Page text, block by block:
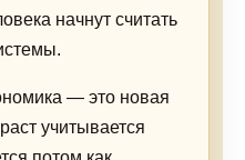
начнут считать
— это новая
учитывается